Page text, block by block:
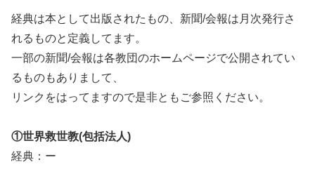
経典は本として出版されたもの、新聞/会報は月次発行さ
れるものと定義してます。
一部の新聞/会報は各教団のホームページで公開されてい
るものもありまして、
リンクをはってますので是非ともご参照ください。
①世界救世教(包括法人)
経典：ー